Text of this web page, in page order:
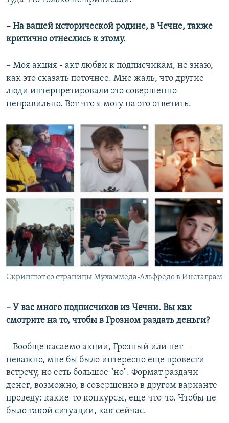
– На вашей исторической родине, в Чечне, также
критично отнеслись к этому.
– Моя акция - акт любви к подписчикам, не знаю,
как это сказать поточнее. Мне жаль, что другие
люди интерпретировали это совершенно
неправильно. Вот что я могу на это ответить.
Скриншот со страницы Мухаммеда-Альфредо в Инстаграм
– У вас много подписчиков из Чечни. Вы как
смотрите на то, чтобы в Грозном раздать деньги?
– Вообще касаемо акции, Грозный или нет –
неважно, мне бы было интересно еще провести
встречу, но есть большое "но". Формат раздачи
денег, возможно, в совершенно в другом варианте
проведу: какие-то конкурсы, еще что-то. Чтобы не
было такой ситуации, как сейчас.